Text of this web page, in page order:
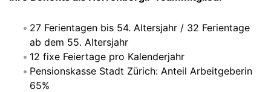
27 Ferientagen bis 54. Altersjahr / 32 Ferientage
ab dem 55. Altersjahr
12 fixe Feiertage pro Kalenderjahr
Pensionskasse Stadt Zürich: Anteil Arbeitgeberin
65%